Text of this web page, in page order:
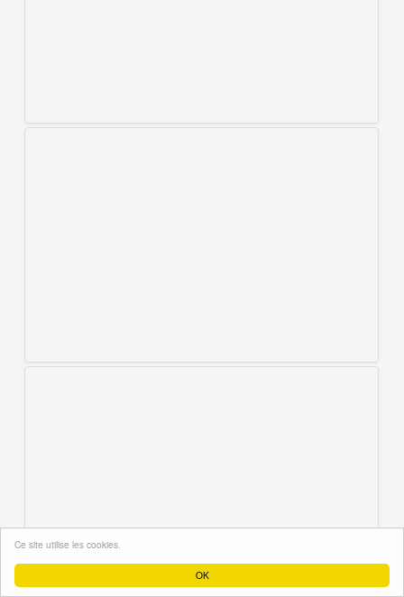
OK
Ce site utilise les cookies.